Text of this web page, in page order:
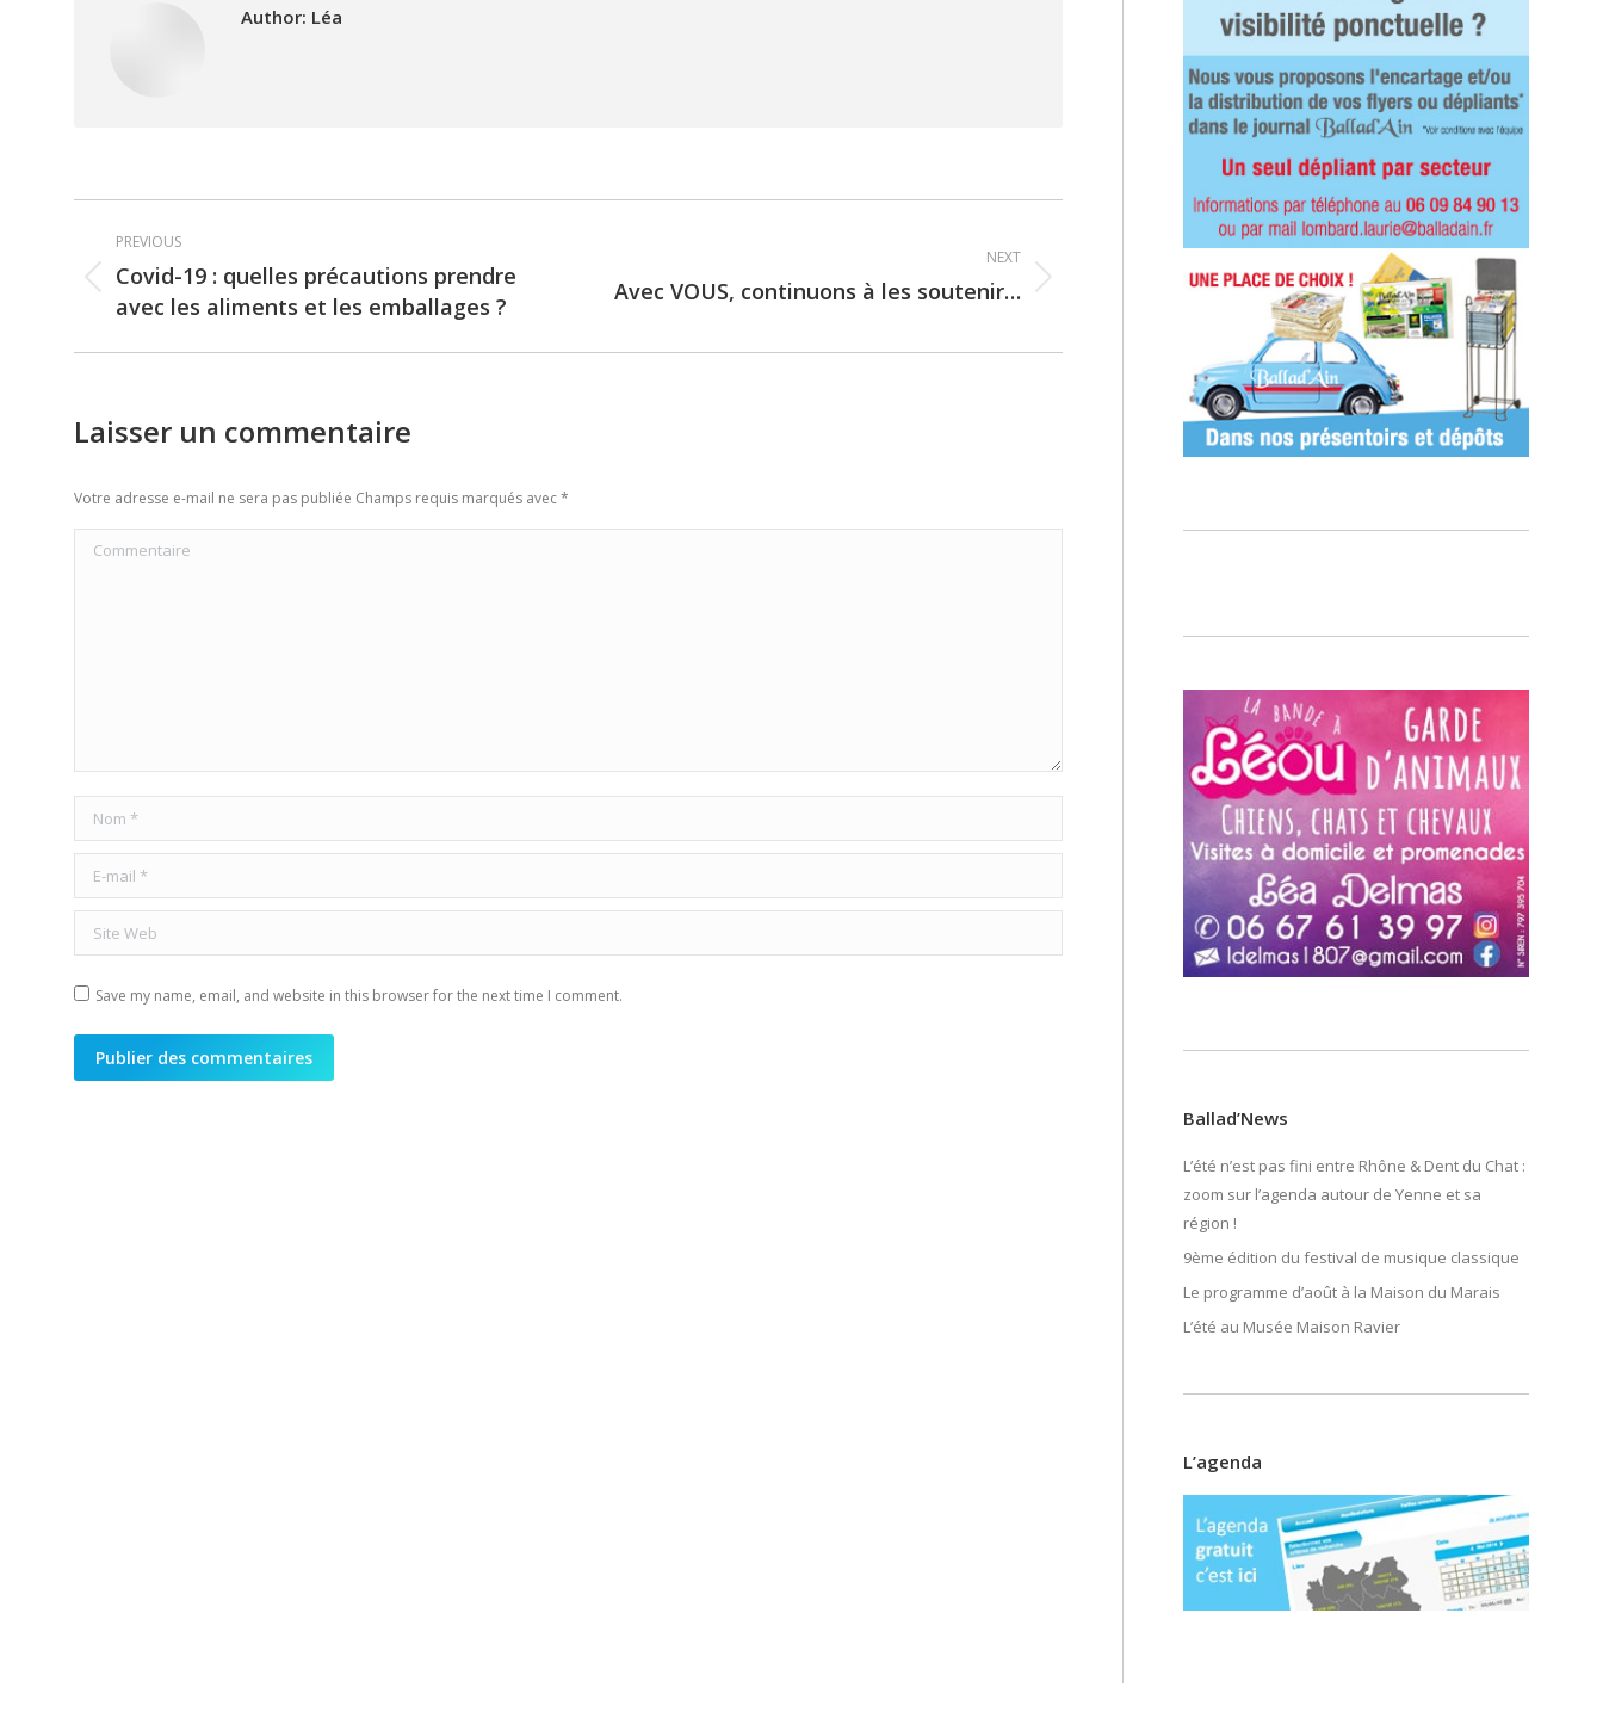
Author: Léa
Post
navigation
PREVIOUS
Previous
post:
Covid-19 : quelles précautions prendre
avec les aliments et les emballages ?
NEXT
Next
Avec VOUS, continuons à les soutenir…
Laisser un commentaire
Votre adresse e-mail ne sera pas publiée Champs requis marqués avec*
Commentaire
Nom *
E-mail *
Site Web
Save my name, email, and website in this browser for the next time I comment.
Publier des commentaires
Ballad’News
L’été n’est pas fini entre Rhône & Dent du Chat :
zoom sur l’agenda autour de Yenne et sa
région !
9ème édition du festival de musique classique
Le programme d’août à la Maison du Marais
L’été au Musée Maison Ravier
L’agenda